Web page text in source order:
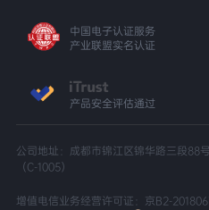
中国电子认证服务
产业联盟实名认证
产品安全评估通过
公司地址：成都市锦江区锦华路三段88
（C-1005）
增值电信业务经营许可证：京B2-